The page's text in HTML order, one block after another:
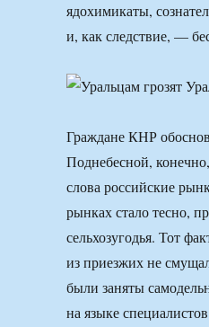
ядохимикаты,
и, как следствие, —
Граждане КНР
Поднебесной,
слова российские
рынках стало тесно,
сельхозугодья. Тот
из приезжих не
были заняты
на языке